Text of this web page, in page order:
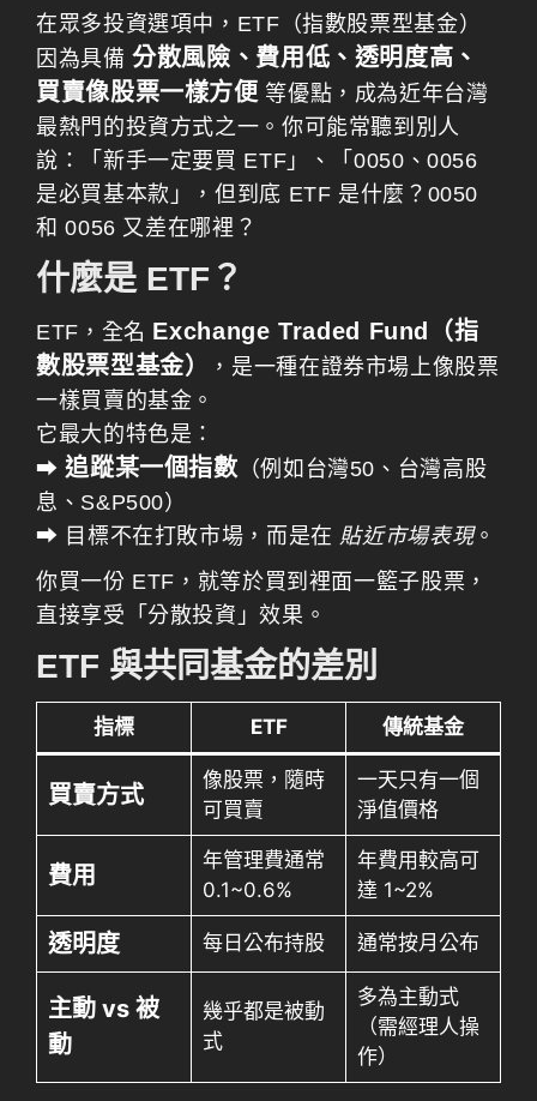
在眾多投資選項中，ETF（指數股票型基金）
因為具備分散風險、費用低、透明度高、
買賣像股票一樣方便 等優點，成為近年台灣
最熱門的投資方式之一。你可能常聽到別人
說：「新手一定要買 ETF」、「0050、0056
是必買基本款」，但到底 ETF 是什麼？0050
和 0056 又差在哪裡？
什麼是 ETF？
ETF，全名 Exchange Traded Fund（指
數股票型基金）
，是一種在證券市場上像股票
一樣買賣的基金。
它最大的特色是：
➡追蹤某一個指數 （例如台灣50、台灣高股
息、S&P500）
➡ 目標不在打敗市場，而是在 貼近市場表現。
你買一份 ETF，就等於買到裡面一籃子股票，
直接享受「分散投資」效果。
ETF 與共同基金的差別
指標 ETF 傳統基金
買賣方式
像股票，隨時
可買賣
一天只有一個
淨值價格
費用
年管理費通常
0.1~0.6%
年費用較高可
達 1~2%
透明度 每日公布持股 通常按月公布
主動 vs 被
動
幾乎都是被動
式
多為主動式
（需經理人操
作）